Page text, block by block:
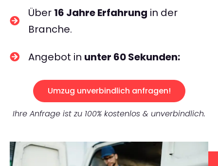
Über 16 Jahre Erfahrung in der
Branche.
Angebot in unter 60 Sekunden:
Umzug unverbindlich anfragen!
Ihre Anfrage ist zu 100% kostenlos & unverbindlich.